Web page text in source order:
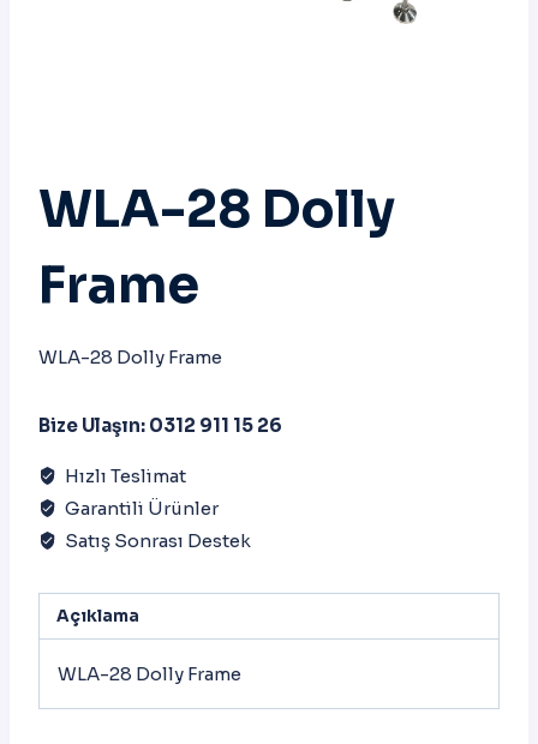
WLA-28 Dolly
Frame
WLA-28 Dolly Frame
Bize Ulaşın: 0312 911 15 26
Hızlı Teslimat
Garantili Ürünler
Satış Sonrası Destek
Açıklama
WLA-28 Dolly Frame